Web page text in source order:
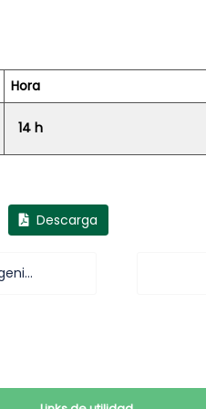
Hora
14 h
Descarga
Defensa Tesis Ingeniería Agronómica María Luz Rodríguez